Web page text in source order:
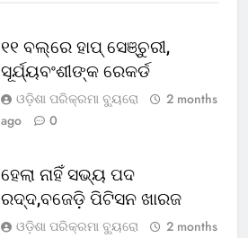
୧୧ ବଲ୍‌ରେ ହାପ୍ ସେଞ୍ଚୁରୀ,
ସୂର୍ଯ୍ୟବଂଶୀଙ୍କ ରେକର୍ଡ
ଓଡ଼ିଶା ପରିକ୍ରମା ବ୍ୟୁରୋ
2 months
ago
0
ହେଲା ନାହିଁ ସଭ୍ୟ ପଦ
ରଦ୍ଦ,ବଜେଡ଼ି ପିଟିସନ ଖାରଜ
ଓଡ଼ିଶା ପରିକ୍ରମା ବ୍ୟୁରୋ
2 months